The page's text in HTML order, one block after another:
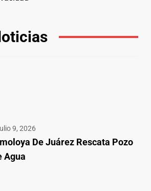
9, 2026
De Juárez Rescata Pozo
Agua